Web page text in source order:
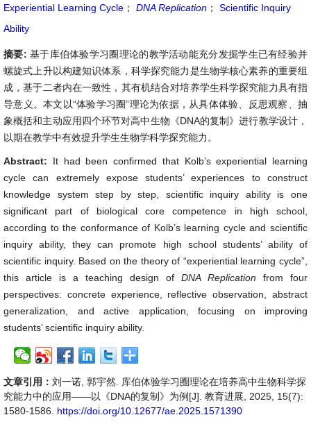
Experiential Learning Cycle ； DNA Replication ；
Scientific Inquiry
Ability
摘要: 基于库伯体验学习圈理论的教学活动能充分发掘学生已有经验并
螺旋式上升以构建知识体系，科学探究能力是生物学核心素养的重要组
成，基于二者内在一致性，其有机结合对培养学生科学探究能力具有指
导意义。本文以“体验学习圈”理论为依据，从具体体验、反思观察、抽
象概括和主动应用四个环节对高中生物《DNA的复制》进行教学设计，
以期在教学中有效提升学生生物学科学探究能力。
Abstract: It had been confirmed that Kolb’s experiential learning
cycle can extremely expose students’ experiences to construct
knowledge system step by step, scientific inquiry ability is one
significant part of biological core competence in high school,
according to the conformance of Kolb’s learning cycle and scientific
inquiry ability, they can promote high school students’ ability of
scientific inquiry. Based on the theory of “experiential learning cycle”,
this article is a teaching design of DNA Replication from four
perspectives: concrete experience, reflective observation, abstract
generalization, and active application, focusing on improving
students’ scientific inquiry ability.
文章引用： 刘一诺, 郭宇然. 库伯体验学习圈理论在培养高中生物科学探
究能力中的应用——以《DNA的复制》为例[J]. 教育进展, 2025, 15(7):
1580-1586. https://doi.org/10.12677/ae.2025.1571390